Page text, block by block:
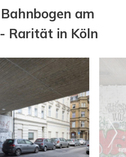
am
Rarität in Köln